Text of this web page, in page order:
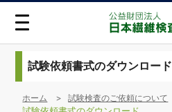
試験依頼書式のダウンロード
ホーム 試験検査のご依頼について